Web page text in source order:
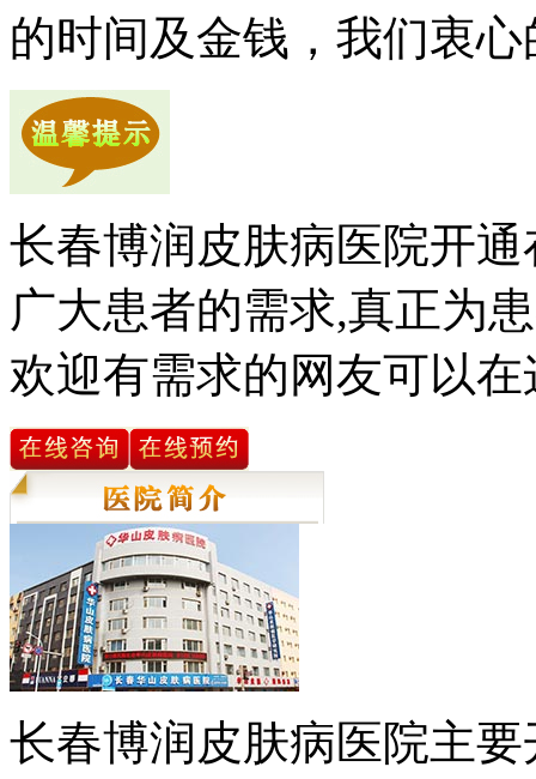
的时间及金钱，我们衷
长春博润皮肤病医院开
广大患者的需求,真正为
欢迎有需求的网友可以
长春博润皮肤病医院主